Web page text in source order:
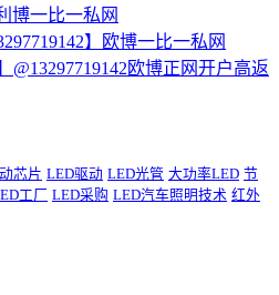
博一比一私网
】欧博一比一私网
@13297719142欧博正网开户高返
芯片 LED驱动 LED光管 大功率LED 节
工厂 LED采购 LED汽车照明技术 红外